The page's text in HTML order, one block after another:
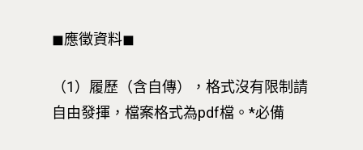
◼︎應徵資料◼︎
（1）履歷（含自傳），格式沒有限制請
自由發揮，檔案格式為pdf檔。*必備